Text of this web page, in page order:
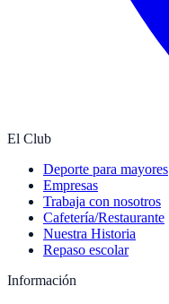
El Club
Deporte para mayores
Empresas
Trabaja con nosotros
Cafetería/Restaurante
Nuestra Historia
Repaso escolar
Información